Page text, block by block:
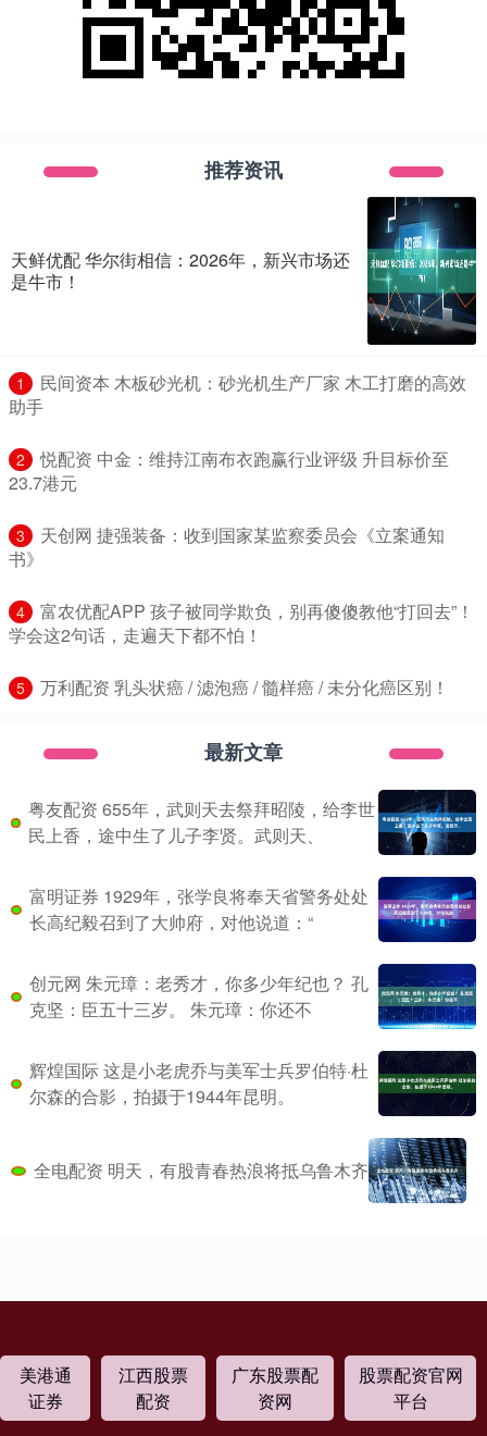
推荐资讯
天鲜优配 华尔街相信：2026年，新兴市场还
是牛市！
1
​民间资本 木板砂光机：砂光机生产厂家 木工打磨的高效
助手
2
​悦配资 中金：维持江南布衣跑赢行业评级 升目标价至
23.7港元
3
​天创网 捷强装备：收到国家某监察委员会《立案通知
书》
4
​富农优配APP 孩子被同学欺负，别再傻傻教他“打回去”！
学会这2句话，走遍天下都不怕！
5 ​万利配资 乳头状癌 / 滤泡癌 / 髓样癌 / 未分化癌区别！
最新文章
粤友配资 655年，武则天去祭拜昭陵，给李世
民上香，途中生了儿子李贤。武则天、
富明证券 1929年，张学良将奉天省警务处处
长高纪毅召到了大帅府，对他说道：“
创元网 朱元璋：老秀才，你多少年纪也？ 孔
克坚：臣五十三岁。 朱元璋：你还不
辉煌国际 这是小老虎乔与美军士兵罗伯特·杜
尔森的合影，拍摄于1944年昆明。
全电配资 明天，有股青春热浪将抵乌鲁木齐
美港通
证券
江西股票
配资
广东股票配
资网
股票配资官网
平台